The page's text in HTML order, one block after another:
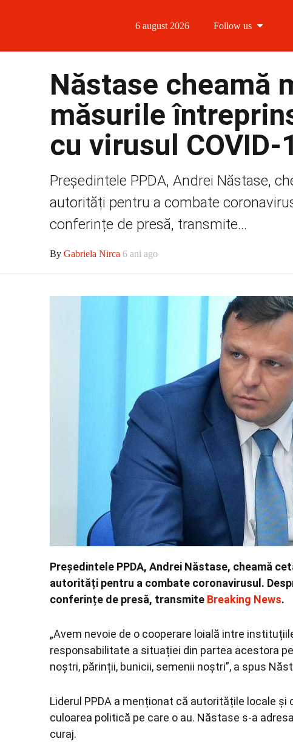
6 august 2026 Follow us
Follow us on
Năstase cheamă
măsurile
cu virusul COVID-
Președintele PPDA, Andrei Năstase,
autorități pentru a combate
conferințe de presă, transmite...
By Gabriela Nirca 6 ani ago
Președintele PPDA, Andrei Năstase, cheamă
autorități pentru a combate coronavirusul.
conferințe de presă, transmite Breaking News.
„Avem nevoie de o cooperare loială intre
responsabilitate a situației din partea acestora
noștri, părinții, bunicii, semenii noștri”, a spus
Liderul PPDA a menționat că autoritățile locale
culoarea politică pe care o au. Năstase s-a
curaj.